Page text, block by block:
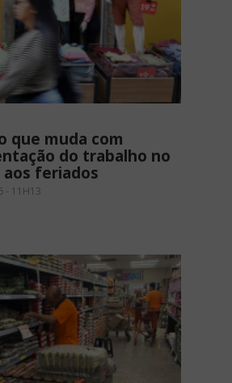
que muda com
do trabalho no
feriados
- 11H13